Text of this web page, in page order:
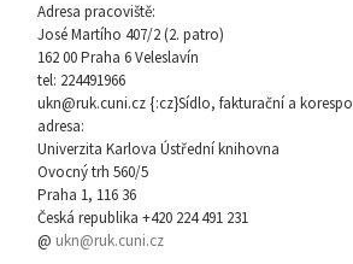
Adresa pracoviště:
José Martího 407/2 (2. patro)
162 00 Praha 6 Veleslavín
tel: 224491966
ukn@ruk.cuni.cz {:cz}Sídlo, fakturační a
adresa:
Univerzita Karlova Ústřední knihovna
Ovocný trh 560/5
Praha 1, 116 36
Česká republika +420 224 491 231
@ ukn@ruk.cuni.cz